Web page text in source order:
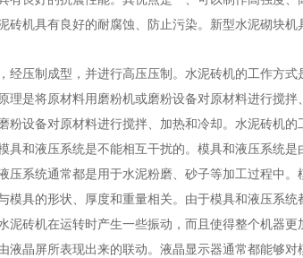
机具有良好的耐腐蚀、防止污染。新型水泥砌块机
压制成型，并进行高压压制。水泥砖机的工作方
是将原材料用磨粉机或磨粉设备对原材料进行搅
设备对原材料进行搅拌、加热和冷却。水泥砖机
和液压系统是不能相互干扰的。模具和液压系统
系统通常都是用于水泥粉磨、砂子等加工过程中
具的形状、厚度和重量相关。由于模具和液压系
砖机在运转时产生一些振动，而且使得整个机器
晶屏所表现出来的联动。液晶显示器通常都能够